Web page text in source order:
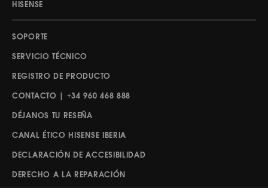
HISENSE
SOPORTE
SERVICIO TÉCNICO
REGISTRO DE PRODUCTO
CONTACTO | +34 960 468 888
DÉJANOS TU RESEÑA
CANAL ÉTICO HISENSE IBERIA
DECLARACIÓN DE ACCESIBILIDAD
DERECHO A LA REPARACIÓN